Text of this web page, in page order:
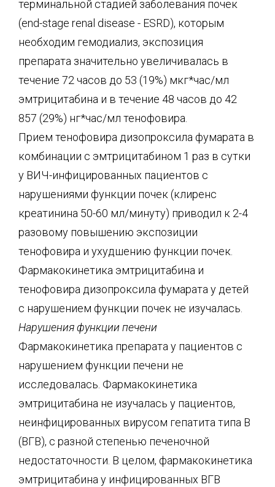
терминальной стадией заболевания почек
(end-stage renal disease - ESRD), которым
необходим гемодиализ, экспозиция
препарата значительно увеличивалась в
течение 72 часов до 53 (19%) мкг*час/мл
эмтрицитабина и в течение 48 часов до 42
857 (29%) нг*час/мл тенофовира.
Прием тенофовира дизопроксила фумарата в
комбинации с эмтрицитабином 1 раз в сутки
у ВИЧ-инфицированных пациентов с
нарушениями функции почек (клиренс
креатинина 50-60 мл/минуту) приводил к 2-4
разовому повышению экспозиции
тенофовира и ухудшению функции почек.
Фармакокинетика эмтрицитабина и
тенофовира дизопроксила фумарата у детей
с нарушением функции почек не изучалась.
Нарушения функции печени
Фармакокинетика препарата у пациентов с
нарушением функции печени не
исследовалась. Фармакокинетика
эмтрицитабина не изучалась у пациентов,
неинфицированных вирусом гепатита типа В
(ВГВ), с разной степенью печеночной
недостаточности. В целом, фармакокинетика
эмтрицитабина у инфицированных ВГВ